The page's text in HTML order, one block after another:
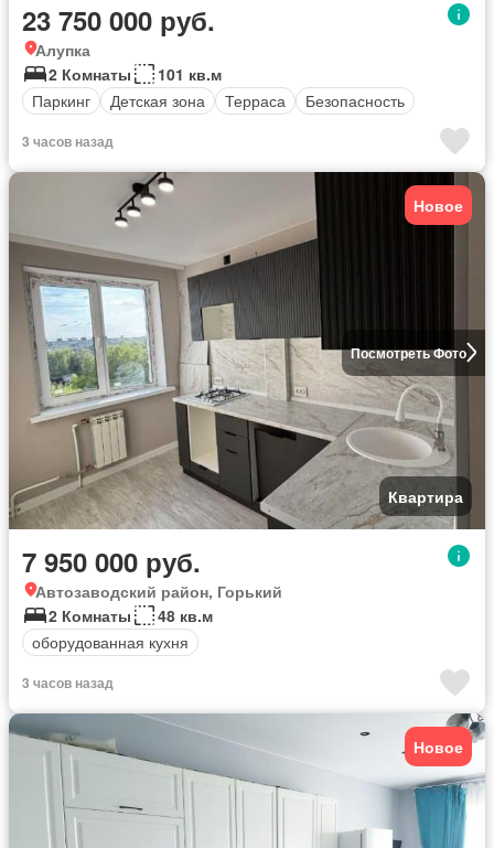
23 750 000 руб.
Алупка
2 Комнаты
101 кв.м
Паркинг
Детская зона Терраса Безопасность
3 часов назад
Посмотреть Фото
Новое
Квартира
7 950 000 руб.
Автозаводский район, Горький
2 Комнаты
48 кв.м
оборудованная кухня
3 часов назад
Новое